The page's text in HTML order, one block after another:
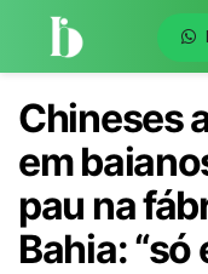
Chineses
em
pau na
Bahia: